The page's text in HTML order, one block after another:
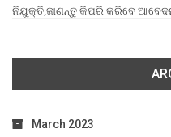
ନିଯୁକ୍ତି,ଜାଣନ୍ତୁ କିପରି କରିବେ
March 2023